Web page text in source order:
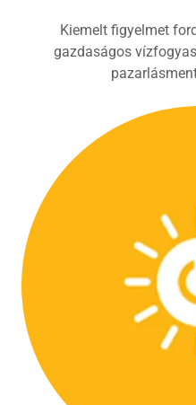
Kiemelt figyelmet
gazdaságos